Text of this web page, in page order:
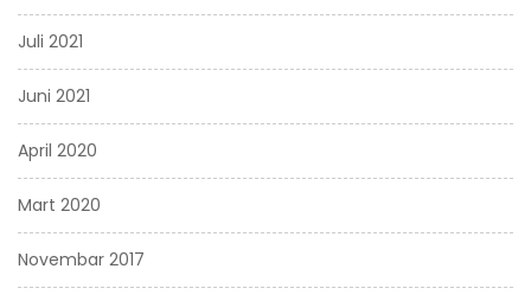
Juli 2021
Juni 2021
April 2020
Mart 2020
Novembar 2017